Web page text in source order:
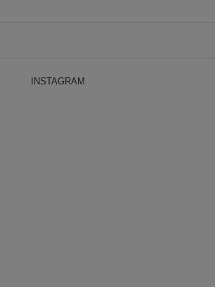
INSTAGRAM